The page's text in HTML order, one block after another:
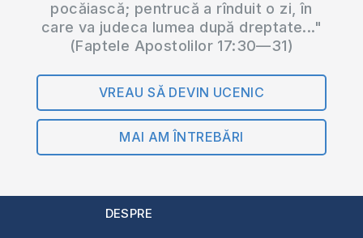
pocăiască; pentrucă a rînduit o zi, în
care va judeca lumea după dreptate..."
(Faptele Apostolilor 17:30—31)
VREAU SĂ DEVIN UCENIC
MAI AM ÎNTREBĂRI
DESPRE